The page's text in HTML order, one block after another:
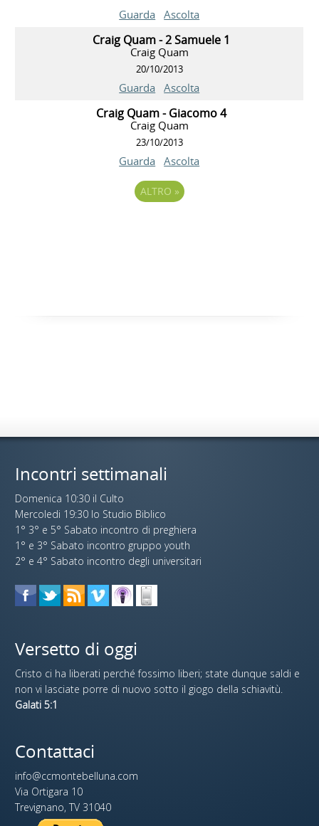
Guarda Ascolta
Craig Quam - 2 Samuele 1
Craig Quam
20/10/2013
Guarda Ascolta
Craig Quam - Giacomo 4
Craig Quam
23/10/2013
Guarda Ascolta
ALTRO »
Incontri settimanali
Domenica 10:30 il Culto
Mercoledi 19:30 lo Studio Biblico
1° 3° e 5° Sabato incontro di preghiera
1° e 3° Sabato incontro gruppo youth
2° e 4° Sabato incontro degli universitari
Versetto di oggi
Cristo ci ha liberati perché fossimo liberi; state dunque saldi e
non vi lasciate porre di nuovo sotto il giogo della schiavitù.
Galati 5:1
Contattaci
info@ccmontebelluna.com
Via Ortigara 10
Trevignano, TV 31040